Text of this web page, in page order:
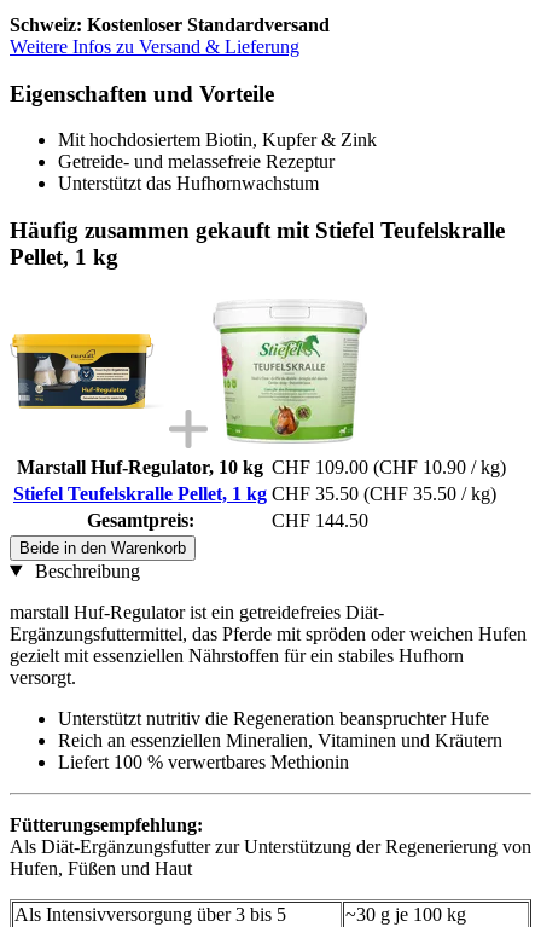
Schweiz: Kostenloser Standardversand
Weitere Infos zu Versand & Lieferung
Eigenschaften und Vorteile
Mit hochdosiertem Biotin, Kupfer & Zink
Getreide- und melassefreie Rezeptur
Unterstützt das Hufhornwachstum
Häufig zusammen gekauft mit Stiefel Teufelskralle
Pellet, 1 kg
Marstall Huf-Regulator, 10 kg CHF 109.00 (CHF 10.90 / kg)
Stiefel Teufelskralle Pellet, 1 kg CHF 35.50 (CHF 35.50 / kg)
Gesamtpreis:
CHF 144.50
Beide in den Warenkorb
Beschreibung
marstall Huf-Regulator ist ein getreidefreies Diät-
Ergänzungsfuttermittel, das Pferde mit spröden oder weichen Hufen
gezielt mit essenziellen Nährstoffen für ein stabiles Hufhorn
versorgt.
Unterstützt nutritiv die Regeneration beanspruchter Hufe
Reich an essenziellen Mineralien, Vitaminen und Kräutern
Liefert 100 % verwertbares Methionin
Fütterungsempfehlung:
Als Diät-Ergänzungsfutter zur Unterstützung der Regenerierung von
Hufen, Füßen und Haut
Als Intensivversorgung über 3 bis 5
~30 g je 100 kg